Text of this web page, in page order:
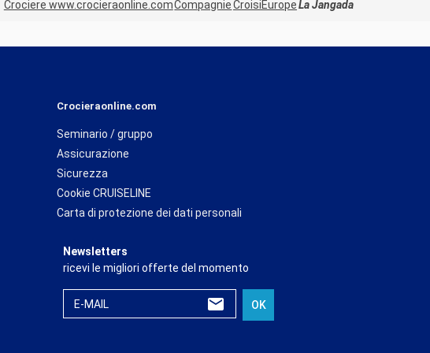
Crociere www.crocieraonline.comCompagnieCroisiEuropeLa Jangada
Crocieraonline.com
Seminario / gruppo
Assicurazione
Sicurezza
Cookie CRUISELINE
Carta di protezione dei dati personali
Newsletters
ricevi le migliori offerte del momento
E-MAIL OK